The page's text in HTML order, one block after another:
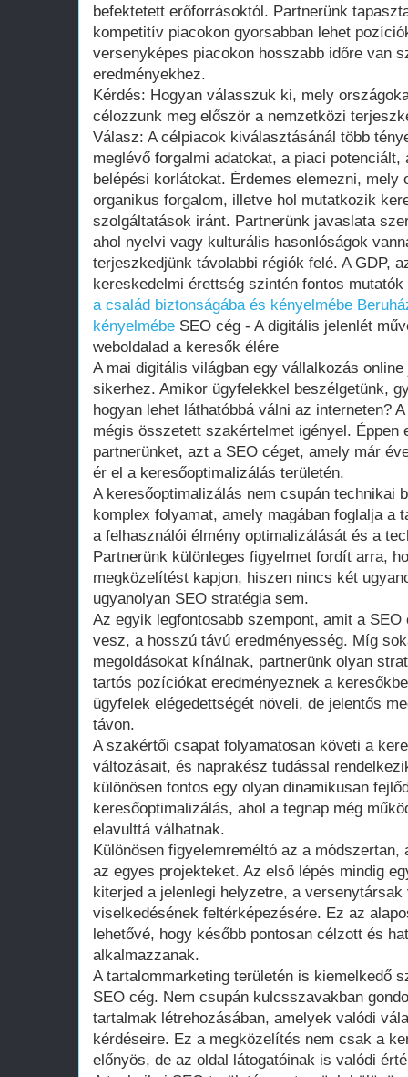
befektetett erőforrásoktól. Partnerünk
kompetitív piacokon gyorsabban lehet
versenyképes piacokon hosszabb időre van
eredményekhez.
Kérdés: Hogyan válasszuk ki, mely
célozzunk meg először a nemzetközi
Válasz: A célpiacok kiválasztásánál több
meglévő forgalmi adatokat, a piaci
belépési korlátokat. Érdemes elemezni,
organikus forgalom, illetve hol mutatkozik
szolgáltatások iránt. Partnerünk javaslata
ahol nyelvi vagy kulturális hasonlóságok
terjeszkedjünk távolabbi régiók felé. A GDP,
kereskedelmi érettség szintén fontos
a család biztonságába és kényelmébe
kényelmébe SEO cég - A digitális jelenlét
weboldalad a keresők élére
A mai digitális világban egy vállalkozás
sikerhez. Amikor ügyfelekkel beszélgetünk,
hogyan lehet láthatóbbá válni az interneten?
mégis összetett szakértelmet igényel. Éppen
partnerünket, azt a SEO céget, amely már
ér el a keresőoptimalizálás területén.
A keresőoptimalizálás nem csupán technikai
komplex folyamat, amely magában foglalja a
a felhasználói élmény optimalizálását és a
Partnerünk különleges figyelmet fordít arra,
megközelítést kapjon, hiszen nincs két
ugyanolyan SEO stratégia sem.
Az egyik legfontosabb szempont, amit a
vesz, a hosszú távú eredményesség. Míg
megoldásokat kínálnak, partnerünk olyan
tartós pozíciókat eredményeznek a
ügyfelek elégedettségét növeli, de jelentős
távon.
A szakértői csapat folyamatosan követi a
változásait, és naprakész tudással
különösen fontos egy olyan dinamikusan
keresőoptimalizálás, ahol a tegnap még
elavulttá válhatnak.
Különösen figyelemreméltó az a
az egyes projekteket. Az első lépés mindig
kiterjed a jelenlegi helyzetre, a
viselkedésének feltérképezésére. Ez az
lehetővé, hogy később pontosan célzott és
alkalmazzanak.
A tartalommarketing területén is kiemelkedő
SEO cég. Nem csupán kulcsszavakban
tartalmak létrehozásában, amelyek valódi
kérdéseire. Ez a megközelítés nem csak a
előnyös, de az oldal látogatóinak is valódi